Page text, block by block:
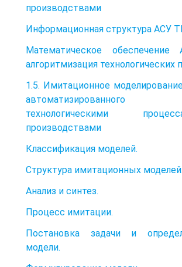
производствами
Информационная структура АСУ
Математическое
алгоритмизация технологических
1.5. Имитационное
автоматизированного
технологическими
производствами
Классификация моделей.
Структура имитационных моделей.
Анализ и синтез.
Процесс имитации.
Постановка задачи и
модели.